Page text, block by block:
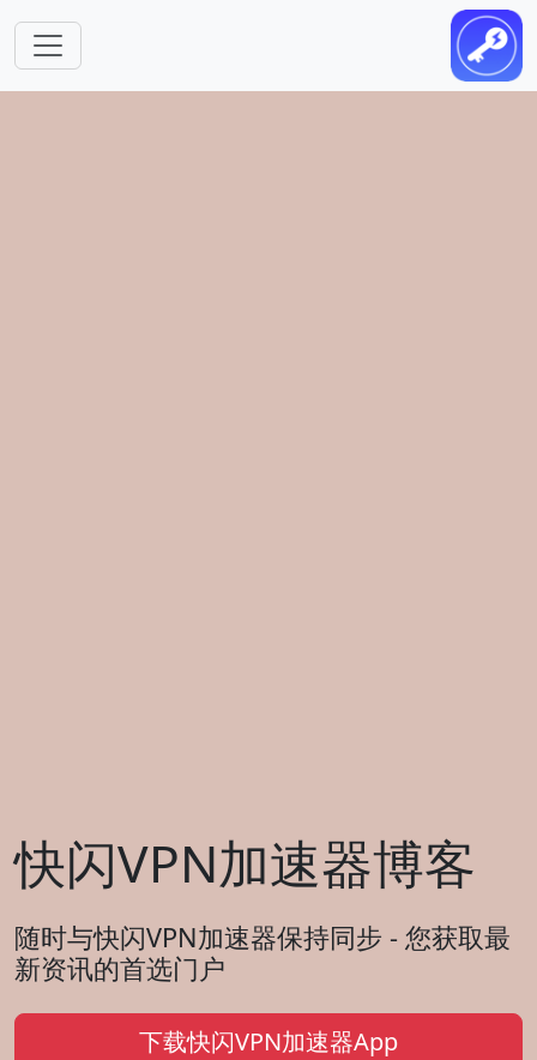
快闪VPN加速器博客
随时与快闪VPN加速器保持同步 - 您获取最
新资讯的首选门户
下载快闪VPN加速器App